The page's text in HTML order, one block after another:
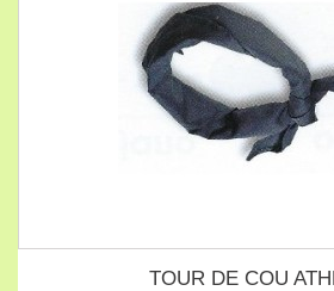
TOUR DE COU